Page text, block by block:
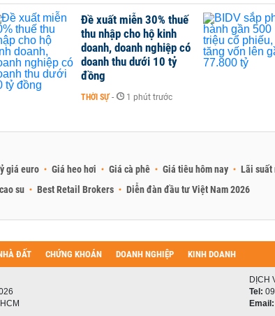
Đề xuất miễn 30% thuế
thu nhập cho hộ kinh
doanh, doanh nghiệp có
doanh thu dưới 10 tỷ
đồng
THỜI SỰ - 1 phút trước
giá euro Giá heo hơi Giá cà phê Giá tiêu hôm nay Lãi suất
su Best Retail Brokers Diễn đàn đầu tư Việt Nam 2026
ĐẤT CHỨNG KHOÁN DOANH NGHIỆP KINH DOANH
DỊCH
Tel:
Email: